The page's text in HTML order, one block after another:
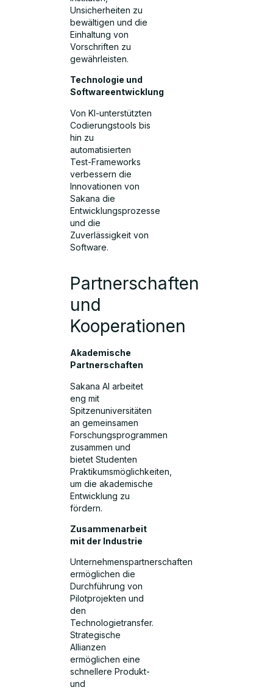
Unsicherheiten zu
bewältigen und die
Einhaltung von
Vorschriften zu
gewährleisten.
Technologie und
Softwareentwicklung
Von KI-unterstützten
Codierungstools bis
hin zu
automatisierten
Test-Frameworks
verbessern die
Innovationen von
Sakana die
Entwicklungsprozesse
und die
Zuverlässigkeit von
Software.
Partnerschaften
und
Kooperationen
Akademische
Partnerschaften
Sakana AI arbeitet
eng mit
Spitzenuniversitäten
an gemeinsamen
Forschungsprogrammen
zusammen und
bietet Studenten
Praktikumsmöglichkeiten,
um die akademische
Entwicklung zu
fördern.
Zusammenarbeit
mit der Industrie
Unternehmenspartnerschaften
ermöglichen die
Durchführung von
Pilotprojekten und
den
Technologietransfer.
Strategische
Allianzen
ermöglichen eine
schnellere Produkt-
und